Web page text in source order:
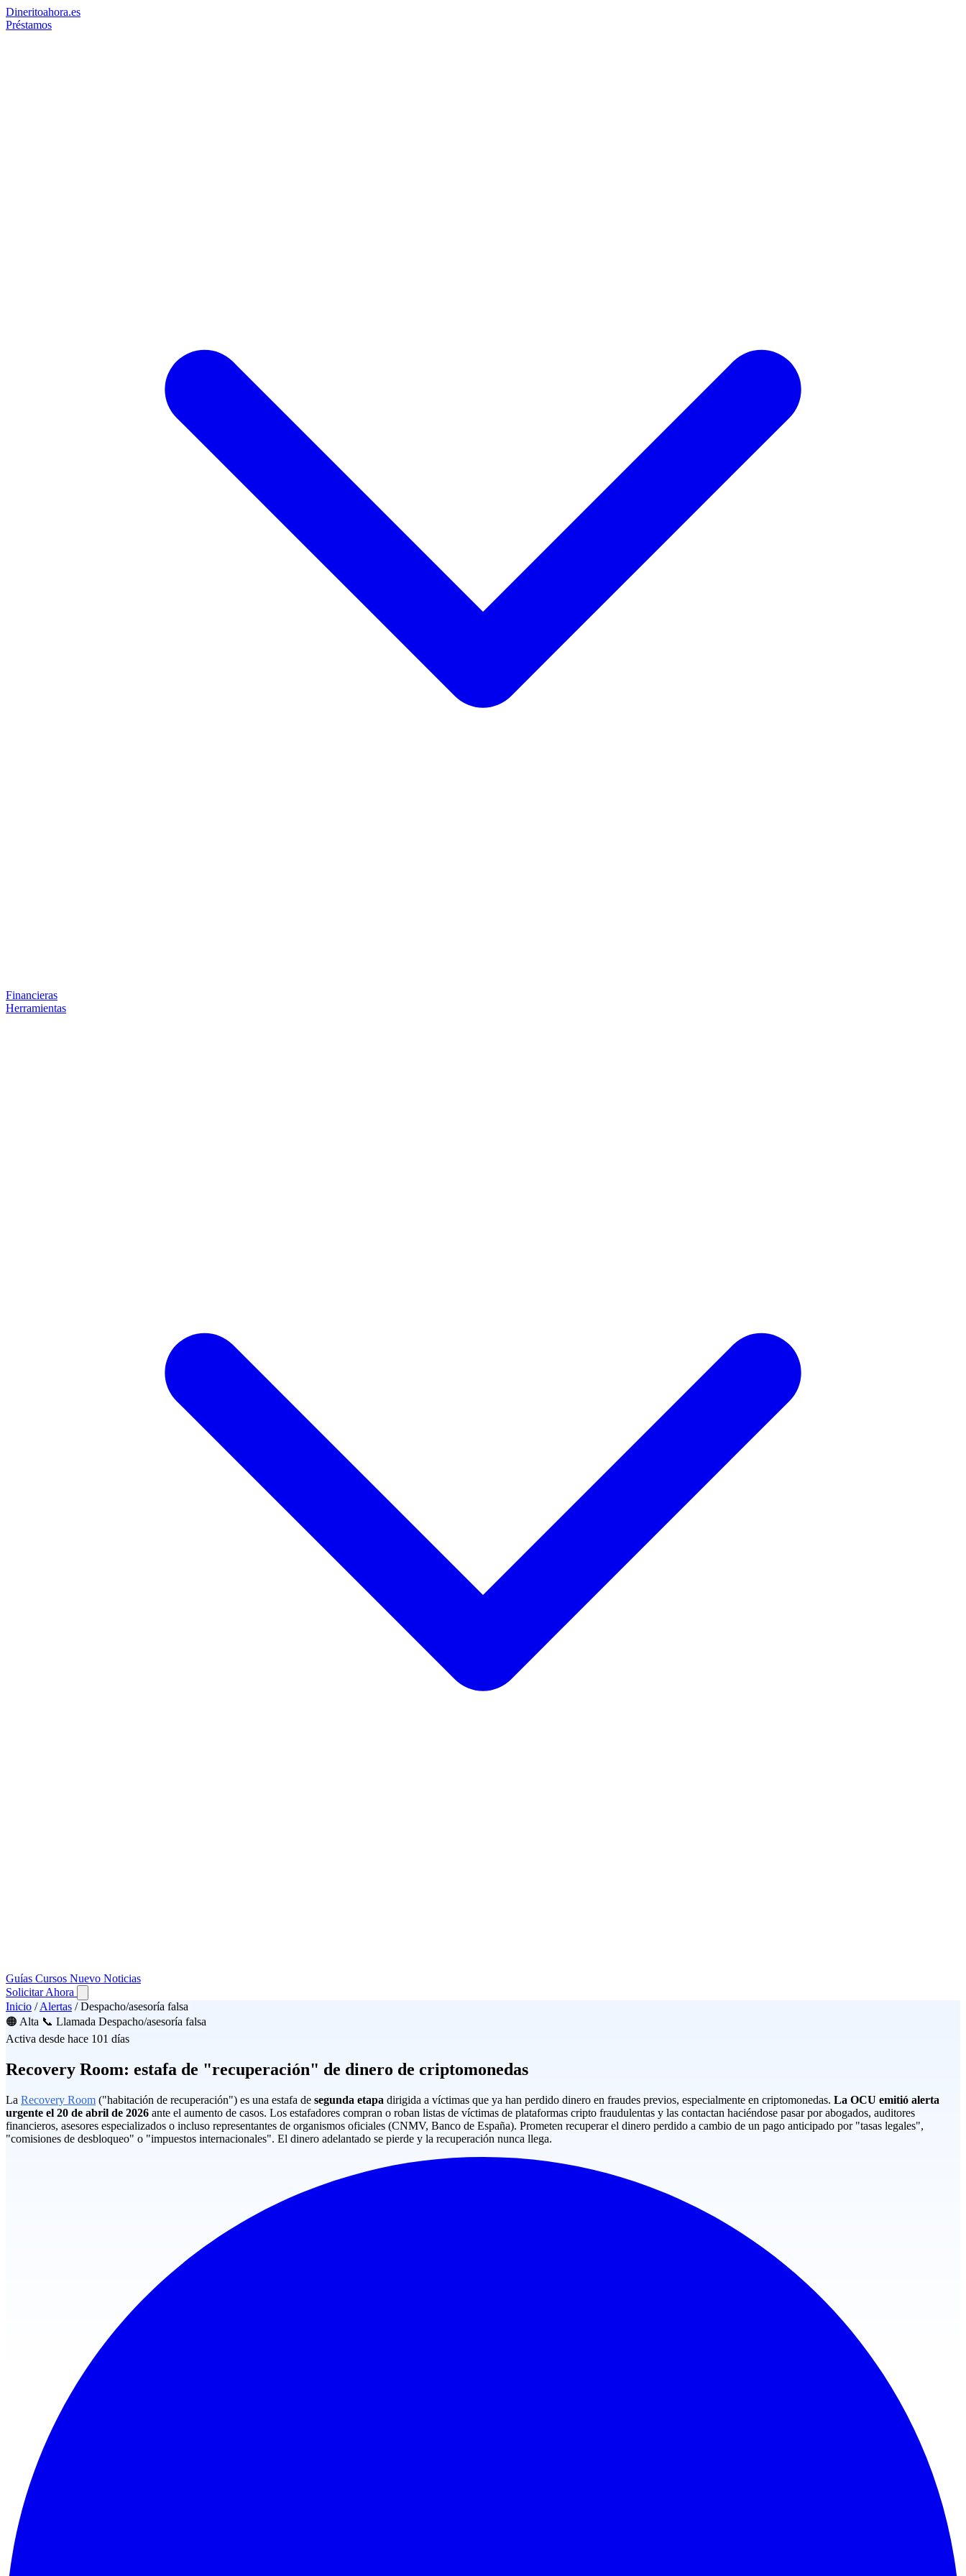
Dineritoahora.es
Préstamos
Financieras
Herramientas
Guías Cursos Nuevo Noticias
Solicitar Ahora
Inicio / Alertas / Despacho/asesoría falsa
🟠 Alta 📞 Llamada Despacho/asesoría falsa
Activa desde hace 101 días
Recovery Room: estafa de "recuperación" de dinero de criptomonedas
La Recovery Room ("habitación de recuperación") es una estafa de segunda etapa dirigida a víctimas que ya han perdido dinero en fraudes previos, especialmente en criptomonedas. La OCU emitió alerta
urgente el 20 de abril de 2026 ante el aumento de casos. Los estafadores compran o roban listas de víctimas de plataformas cripto fraudulentas y las contactan haciéndose pasar por abogados, auditores
financieros, asesores especializados o incluso representantes de organismos oficiales (CNMV, Banco de España). Prometen recuperar el dinero perdido a cambio de un pago anticipado por "tasas legales",
"comisiones de desbloqueo" o "impuestos internacionales". El dinero adelantado se pierde y la recuperación nunca llega.